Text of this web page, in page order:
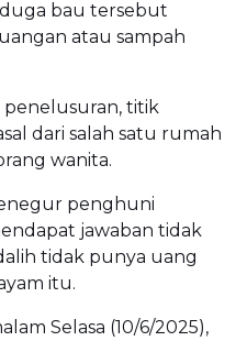
bau tersebut
atau sampah
titik
dari salah satu rumah
wanita.
penghuni
jawaban tidak
tidak punya uang
itu.
Selasa (10/6/2025),